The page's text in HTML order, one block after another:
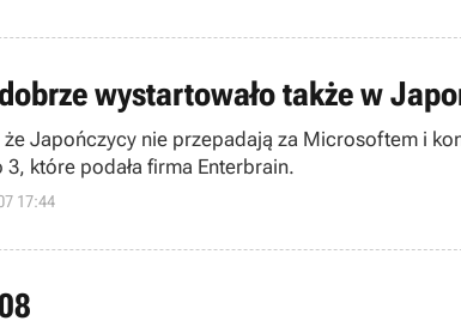
wystartowało także w
Japończycy nie przepadają za Microsoftem i
które podała firma Enterbrain.
17:44